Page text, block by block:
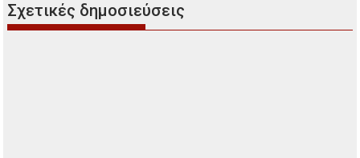
Σχετικές δημοσιεύσεις